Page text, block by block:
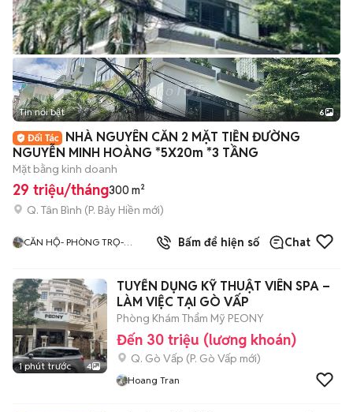
+2
Tin nổi bật 6
NHÀ NGUYÊN CĂN 2 MẶT TIỀN ĐƯỜNG
NGUYỄN MINH HOÀNG *5X20m *3 TẦNG
Mặt bằng kinh doanh
29 triệu/tháng300 m²
Q. Tân Bình (P. Bảy Hiền mới)
CĂN HỘ- PHÒNG TRỌ-
4.0
Bấm để hiện số Chat
1 phút trước 4
TUYỂN DỤNG KỸ THUẬT VIÊN SPA –
LÀM VIỆC TẠI GÒ VẤP
Phòng Khám Thẩm Mỹ PEONY
Đến 30 triệu (lương khoán)
Q. Gò Vấp (P. Gò Vấp mới)
Hoang Tran